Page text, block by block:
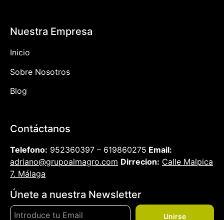
Nuestra Empresa
Inicio
Sobre Nosotros
Blog
Contáctanos
Telefono: 952360397 – 619860275 Email:
adriano@grupoalmagro.com Dirrecion: Calle Malpica
7. Málaga
Únete a nuestra Newsletter
Unirse